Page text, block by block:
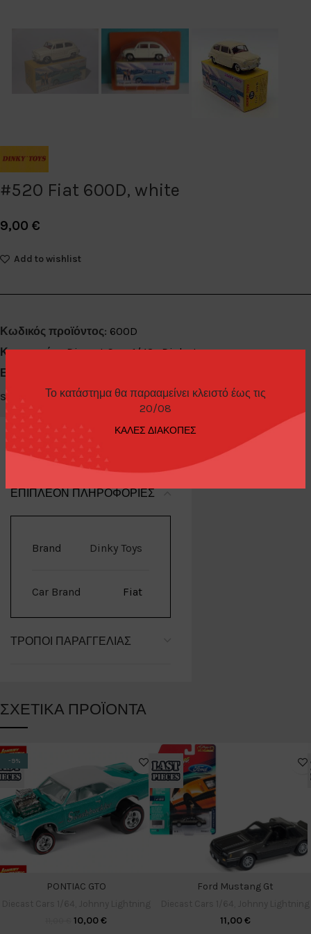
Το κατάστημα θα παρααμείνει κλειστό έως τις
20/08
ΚΑΛΕΣ ΔΙΑΚΟΠΕΣ
#520 Fiat 600D, white
9,00 €
Add to wishlist
Κωδικός προϊόντος: 600D
Κατηγορίες: Diecast Cars 1/43, Dinky toys
Ετικέτα:
Share:
ΕΠΙΠΛΈΟΝ ΠΛΗΡΟΦΟΡΊΕΣ
Brand Dinky Toys
Car Brand Fiat
ΤΡΌΠΟΙ ΠΑΡΑΓΓΕΛΊΑΣ
ΣΧΕΤΙΚΆ ΠΡΟΪΌΝΤΑ
-9%
PONTIAC GTO
10,00€
Ford Mustang Gt
11,00€